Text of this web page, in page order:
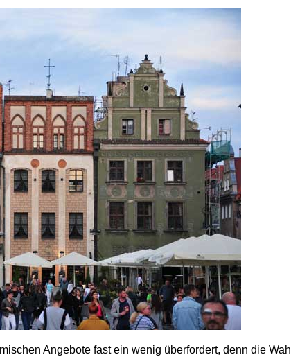
Angebote fast ein wenig überfordert, denn die Wahl